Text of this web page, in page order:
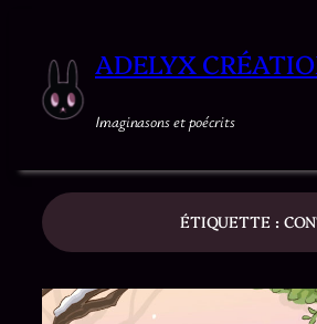
ADELYX
Imaginasons et poécrits
ÉTIQUETTE :